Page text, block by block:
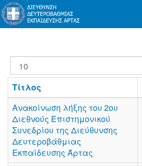
Εμφάνιση
#
Τίτλος
Ανακοίνωση λήξης του 2ου
Διεθνούς Επιστημονικού
Συνεδρίου της Διεύθυνσης
Δευτεροβάθμιας
Εκπαίδευσης Άρτας